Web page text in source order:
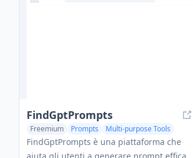
produttività e scalare le loro imprese in
FindGptPrompts
Freemium Prompts Multi-purpose Tools
FindGptPrompts è una piattaforma che